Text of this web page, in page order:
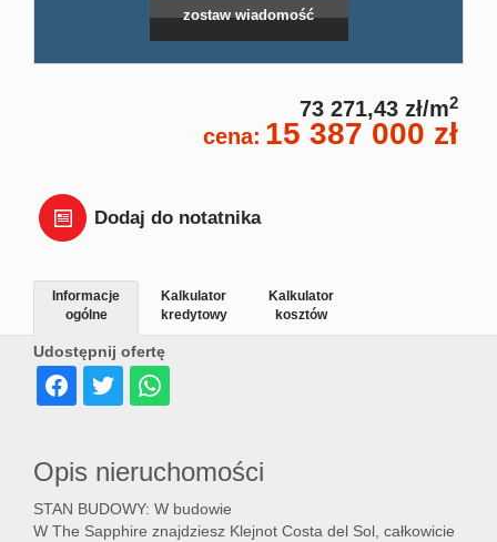
zostaw wiadomość
73 271,43 zł/m2
cena: 15 387 000 zł
Dodaj do notatnika
Udostępnij ofertę
Informacje
ogólne
Kalkulator
kredytowy
Kalkulator
kosztów
Opis nieruchomości
STAN BUDOWY: W budowie
W The Sapphire znajdziesz Klejnot Costa del Sol, całkowicie